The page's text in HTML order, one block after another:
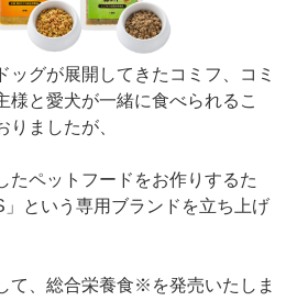
ッグが展開してきたコミフ、コミ
様と愛犬が一緒に食べられるこ
りましたが、
たペットフードをお作りするた
という専用ブランドを立ち上げ
て、総合栄養食※を発売いたしま